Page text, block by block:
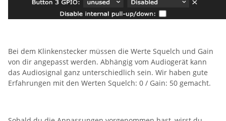
Bei dem Klinkenstecker müssen die Werte Squelch und Gain
von dir angepasst werden. Abhängig vom Audiogerät kann
das Audiosignal ganz unterschiedlich sein. Wir haben gute
Erfahrungen mit den Werten Squelch: 0 / Gain: 50 gemacht.